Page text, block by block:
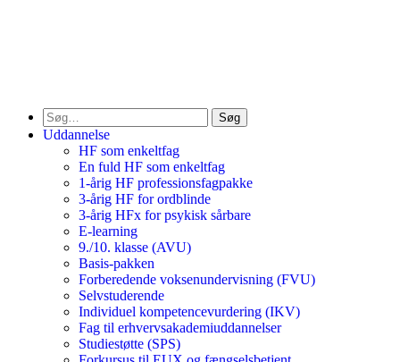
Søg
Uddannelse
HF som enkeltfag
En fuld HF som enkeltfag
1-årig HF professionsfagpakke
3-årig HF for ordblinde
3-årig HFx for psykisk sårbare
E-learning
9./10. klasse (AVU)
Basis-pakken
Forberedende voksenundervisning (FVU)
Selvstuderende
Individuel kompetencevurdering (IKV)
Fag til erhvervsakademiuddannelser
Studiestøtte (SPS)